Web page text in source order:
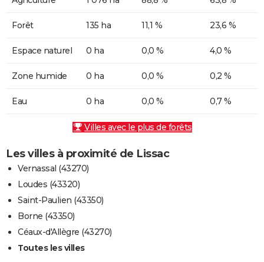
Forêt 135 ha 11,1 % 23,6 %
Espace naturel 0 ha 0,0 % 4,0 %
Zone humide 0 ha 0,0 % 0,2 %
Eau 0 ha 0,0 % 0,7 %
Villes avec le plus de forêts
Les villes à proximité de Lissac
Vernassal (43270)
Loudes (43320)
Saint-Paulien (43350)
Borne (43350)
Céaux-d'Allègre (43270)
Toutes les villes